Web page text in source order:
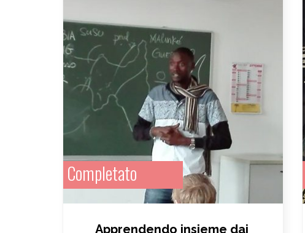
Completato
Apprendendo insieme dai